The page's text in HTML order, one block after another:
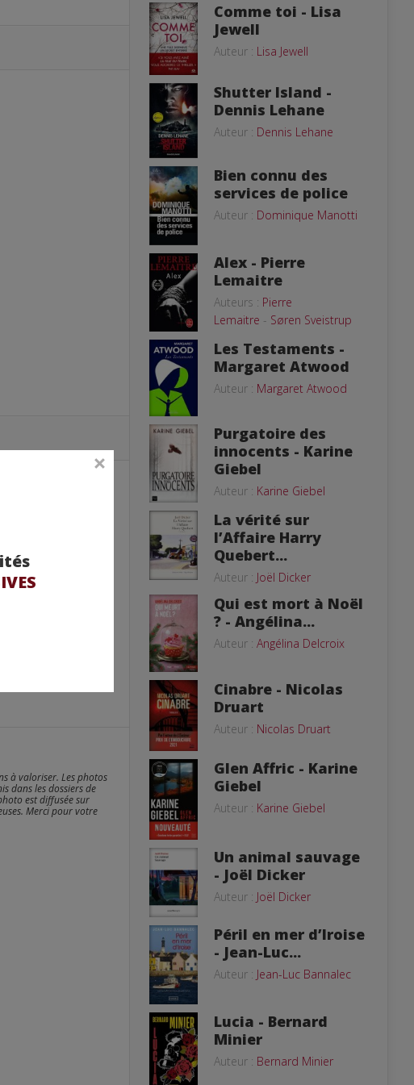
à valoriser. Les photos
dans les dossiers de
est diffusée sur
Merci pour votre
Comme toi - Lisa
Jewell
Auteur : Lisa Jewell
Shutter Island -
Dennis Lehane
Auteur : Dennis Lehane
Bien connu des
services de police
Auteur : Dominique Manotti
Alex - Pierre
Lemaitre
Auteurs : Pierre
Lemaitre - Søren Sveistrup
Les Testaments -
Margaret Atwood
Auteur : Margaret Atwood
Purgatoire des
innocents - Karine
Giebel
Auteur : Karine Giebel
La vérité sur
l’Affaire Harry
Quebert...
Auteur : Joël Dicker
Qui est mort à Noël
? - Angélina...
Auteur : Angélina Delcroix
Cinabre - Nicolas
Druart
Auteur : Nicolas Druart
Glen Affric - Karine
Giebel
Auteur : Karine Giebel
Un animal sauvage
- Joël Dicker
Auteur : Joël Dicker
Péril en mer d’Iroise
- Jean-Luc...
Auteur : Jean-Luc Bannalec
Lucia - Bernard
Minier
Auteur : Bernard Minier